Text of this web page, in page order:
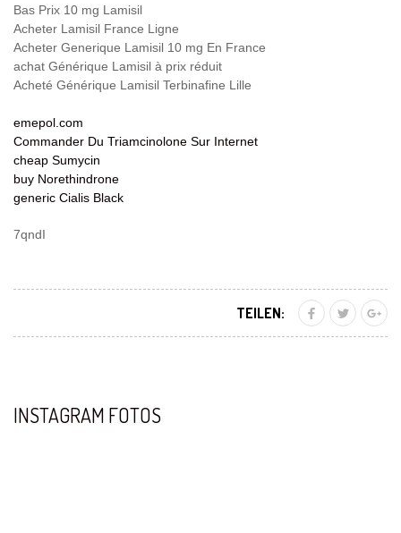
Bas Prix 10 mg Lamisil
Acheter Lamisil France Ligne
Acheter Generique Lamisil 10 mg En France
achat Générique Lamisil à prix réduit
Acheté Générique Lamisil Terbinafine Lille
emepol.com
Commander Du Triamcinolone Sur Internet
cheap Sumycin
buy Norethindrone
generic Cialis Black
7qndI
TEILEN:
INSTAGRAM FOTOS